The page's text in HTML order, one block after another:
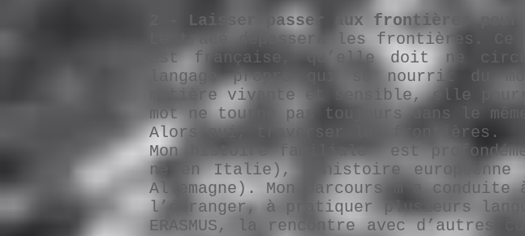
2 - Laisser passer aux frontières pour
Le tracé dépassera les frontières. Ce
est française, qu’elle doit ne
langage propre qui se nourrit du
matière vivante et sensible, elle
mot ne tourne pas toujours dans le
Alors oui, traverser les frontières.
Mon histoire familiale est
né en Italie), l’histoire européenne
Allemagne). Mon parcours m’a
l’étranger, à pratiquer plusieurs
ERASMUS, la rencontre avec